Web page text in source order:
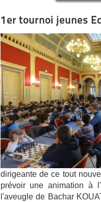
1er tournoi jeunes
dirigeante de ce tout
prévoir une animation à
l'aveugle de Bachar